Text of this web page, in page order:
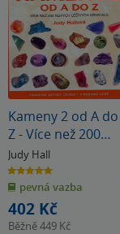
Kameny 2 od A do
Z - Více než 200
nových lečivých
krystalů
Judy Hall
5.0
z
5
hvězdiček
pevná vazba
402 Kč
Běžně449 Kč